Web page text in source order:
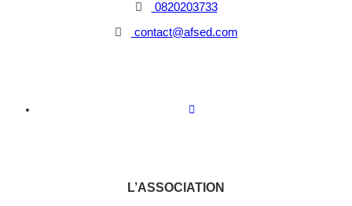
0820203733
contact@afsed.com
L’ASSOCIATION